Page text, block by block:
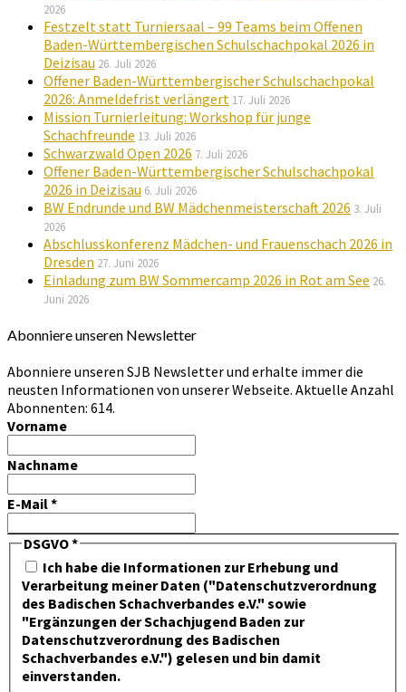
2026
Festzelt statt Turniersaal – 99 Teams beim Offenen
Baden-Württembergischen Schulschachpokal 2026 in
Deizisau 26. Juli 2026
Offener Baden-Württembergischer Schulschachpokal
2026: Anmeldefrist verlängert 17. Juli 2026
Mission Turnierleitung: Workshop für junge
Schachfreunde 13. Juli 2026
Schwarzwald Open 2026 7. Juli 2026
Offener Baden-Württembergischer Schulschachpokal
2026 in Deizisau 6. Juli 2026
BW Endrunde und BW Mädchenmeisterschaft 2026 3. Juli
2026
Abschlusskonferenz Mädchen- und Frauenschach 2026 in
Dresden 27. Juni 2026
Einladung zum BW Sommercamp 2026 in Rot am See 26.
Juni 2026
Abonniere unseren Newsletter
Abonniere unseren SJB Newsletter und erhalte immer die
neusten Informationen von unserer Webseite. Aktuelle Anzahl
Abonnenten: 614.
Vorname
Nachname
E-Mail*
DSGVO*
Ich habe die Informationen zur Erhebung und
Verarbeitung meiner Daten ("Datenschutzverordnung
des Badischen Schachverbandes e.V." sowie
"Ergänzungen der Schachjugend Baden zur
Datenschutzverordnung des Badischen
Schachverbandes e.V.") gelesen und bin damit
einverstanden.